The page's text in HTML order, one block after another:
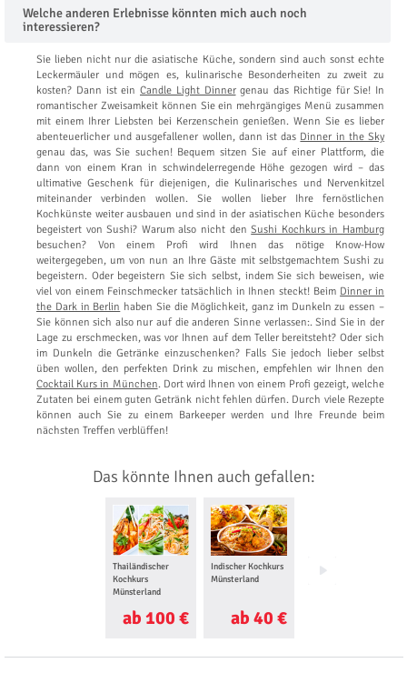
Welche anderen Erlebnisse könnten mich auch noch
interessieren?
Sie lieben nicht nur die asiatische Küche, sondern sind auch sonst echte
Leckermäuler und mögen es, kulinarische Besonderheiten zu zweit zu
kosten? Dann ist ein Candle Light Dinnergenau das Richtige für Sie! In
romantischer Zweisamkeit können Sie ein mehrgängiges Menü zusammen
mit einem Ihrer Liebsten bei Kerzenschein genießen. Wenn Sie es lieber
abenteuerlicher und ausgefallener wollen, dann ist das Dinner in the Sky
genau das, was Sie suchen! Bequem sitzen Sie auf einer Plattform, die
dann von einem Kran in schwindelerregende Höhe gezogen wird – das
ultimative Geschenk für diejenigen, die Kulinarisches und Nervenkitzel
miteinander verbinden wollen. Sie wollen lieber Ihre fernöstlichen
Kochkünste weiter ausbauen und sind in der asiatischen Küche besonders
begeistert von Sushi? Warum also nicht denSushi Kochkurs in Hamburg
besuchen? Von einem Profi wird Ihnen das nötige Know-How
weitergegeben, um von nun an Ihre Gäste mit selbstgemachtem Sushi zu
begeistern. Oder begeistern Sie sich selbst, indem Sie sich beweisen, wie
viel von einem Feinschmecker tatsächlich in Ihnen steckt! Beim Dinner in
the Dark in Berlin haben Sie die Möglichkeit, ganz im Dunkeln zu essen –
Sie können sich also nur auf die anderen Sinne verlassen:. Sind Sie in der
Lage zu erschmecken, was vor Ihnen auf dem Teller bereitsteht? Oder sich
im Dunkeln die Getränke einzuschenken? Falls Sie jedoch lieber selbst
üben wollen, den perfekten Drink zu mischen, empfehlen wir Ihnen den
Cocktail Kurs in München. Dort wird Ihnen von einem Profi gezeigt, welche
Zutaten bei einem guten Getränk nicht fehlen dürfen. Durch viele Rezepte
können auch Sie zu einem Barkeeper werden und Ihre Freunde beim
nächsten Treffen verblüffen!
Das könnte Ihnen auch gefallen:
Thailändischer
Kochkurs
Münsterland
ab 100 €
Indischer Kochkurs
Münsterland
ab 40 €
Sushi Kochkurs